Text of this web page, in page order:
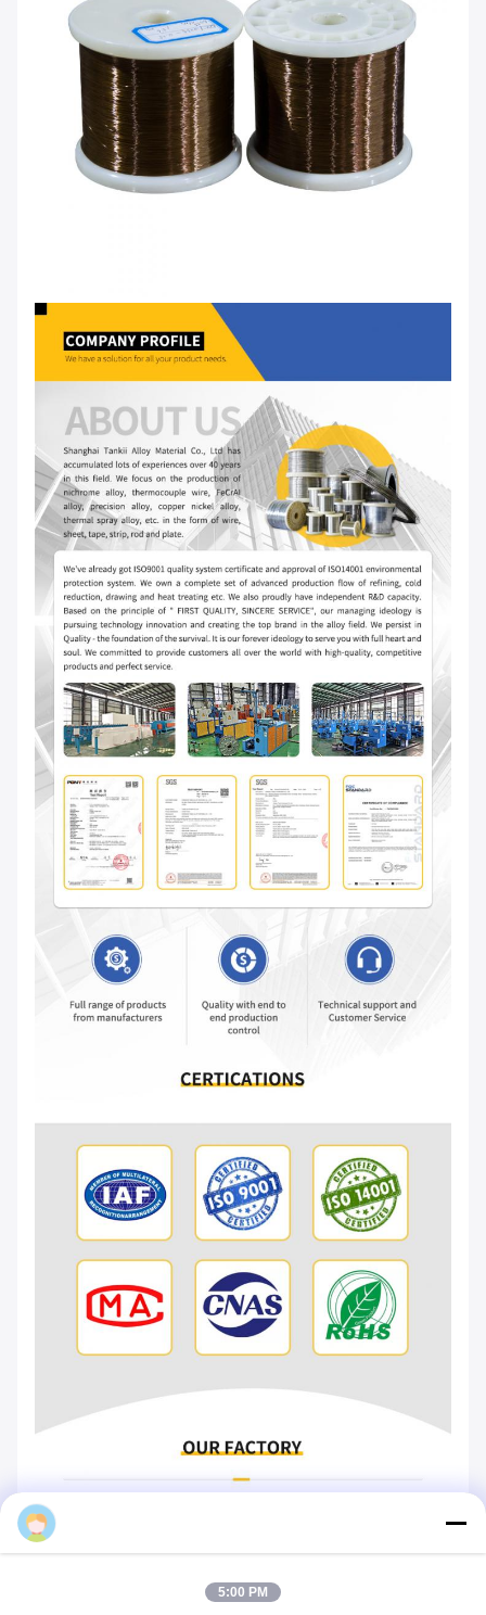
5:00 PM